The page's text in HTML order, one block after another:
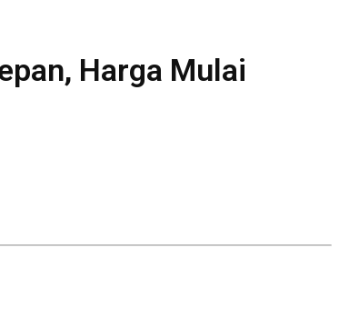
Harga Mulai